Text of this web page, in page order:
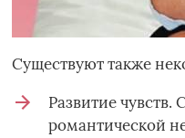
Существуют также
Развитие
романтической